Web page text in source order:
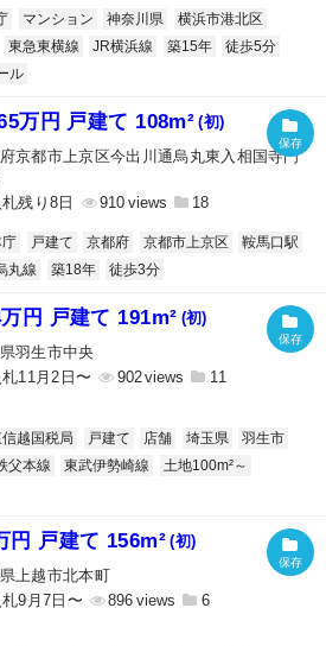
マンション 神奈川県
横浜市港北区
東急東横線 JR横浜線 築15年
徒歩5分
ル
万円 戸建て 108m² (初)
京都市上京区今出川通烏丸東入相国寺門
札残り8日
910 18
戸建て 京都府 京都市上京区
鞍馬口駅
丸線 築18年 徒歩3分
円 戸建て 191m² (初)
羽生市中央
札11月2日〜
902 11
信越国税局 戸建て 店舗 埼玉県
羽生市
父本線 東武伊勢崎線
土地100m²～
円 戸建て 156m² (初)
上越市北本町
札9月7日〜
896 6